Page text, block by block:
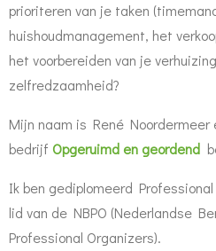
prioriteren van je taken
huishoudmanagement, het
het voorbereiden van je
zelfredzaamheid?
Mijn naam is René Noordermeer
bedrijf Opgeruimd en geordend
Ik ben gediplomeerd
lid van de NBPO (Nederlandse
Professional Organizers).